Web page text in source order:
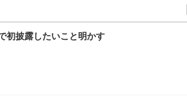
初披露したいこと明かす